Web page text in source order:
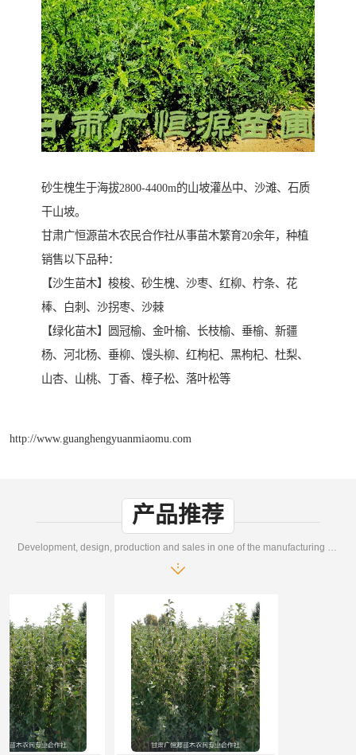
砂生槐生于海拔2800-4400m的山坡灌丛中、沙滩、石质
干山坡。
甘肃广恒源苗木农民合作社从事苗木繁育20余年，种植
销售以下品种：
【沙生苗木】梭梭、砂生槐、沙枣、红柳、柠条、花
棒、白刺、沙拐枣、沙棘
【绿化苗木】圆冠榆、金叶榆、长枝榆、垂榆、新疆
杨、河北杨、垂柳、馒头柳、红枸杞、黑枸杞、杜梨、
山杏、山桃、丁香、樟子松、落叶松等
http://www.guanghengyuanmiaomu.com
产品推荐